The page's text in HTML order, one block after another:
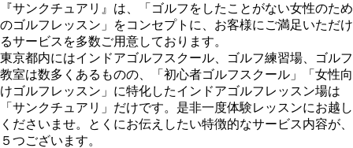
『サンクチュアリ』は、「ゴルフをしたことがない女性のため
のゴルフレッスン」をコンセプトに、お客様にご満足いただけ
るサービスを多数ご用意しております。
東京都内にはインドアゴルフスクール、ゴルフ練習場、ゴルフ
教室は数多くあるものの、「初心者ゴルフスクール」「女性向
けゴルフレッスン」に特化したインドアゴルフレッスン場は
「サンクチュアリ」だけです。是非一度体験レッスンにお越し
くださいませ。とくにお伝えしたい特徴的なサービス内容が、
５つございます。